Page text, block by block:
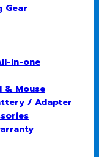
Gear
in-one
& Mouse
/ Adapter